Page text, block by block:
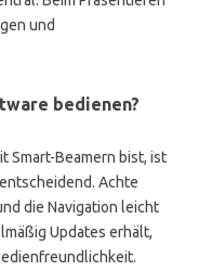
und
bedienen?
Smart-Beamern bist, ist
Achte
die Navigation leicht
Updates erhält,